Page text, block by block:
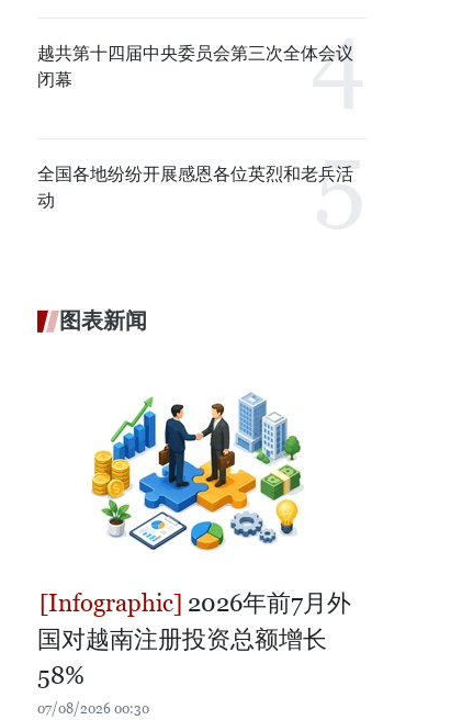
越共第十四届中央委员会第三次全体会议
闭幕
全国各地纷纷开展感恩各位英烈和老兵活
动
图表新闻
2026年前7月外
国对越南注册投资总额增长
58%
07/08/2026 00:30